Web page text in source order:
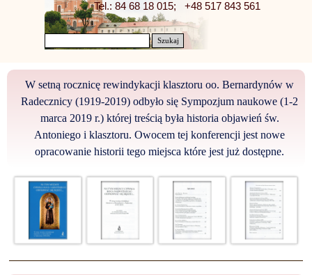
Tel.: 84 68 18 015;   +48 517 843 561
Szukaj
W setną rocznicę rewindykacji klasztoru oo. Bernardynów w
Radecznicy (1919-2019) odbyło się Sympozjum naukowe (1-2
marca 2019 r.) której treścią była historia objawień św.
Antoniego i klasztoru. Owocem tej konferencji jest nowe
opracowanie historii tego miejsca które jest już dostępne.